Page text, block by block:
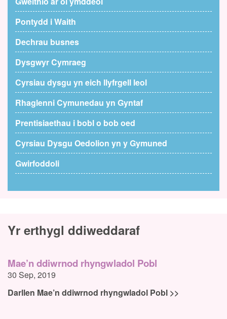
Pontydd i Waith
Dechrau busnes
Dysgwyr Cymraeg
Cyrsiau dysgu yn eich llyfrgell leol
Rhaglenni Cymunedau yn Gyntaf
Prentisiaethau i bobl o bob oed
Cyrsiau Dysgu Oedolion yn y Gymuned
Gwirfoddoli
Yr erthygl ddiweddaraf
Mae’n ddiwrnod rhyngwladol Pobl
30 Sep, 2019
Darllen Mae’n ddiwrnod rhyngwladol Pobl >>